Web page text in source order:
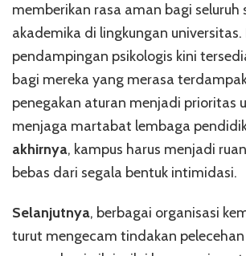
memberikan rasa aman bagi seluruh
akademika di lingkungan universitas.
pendampingan psikologis kini
bagi mereka yang merasa
penegakan aturan menjadi prioritas
menjaga martabat lembaga
akhirnya, kampus harus menjadi
bebas dari segala bentuk intimidasi.
Selanjutnya, berbagai organisasi
turut mengecam tindakan